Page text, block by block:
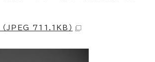
JPEG 711.1KB）